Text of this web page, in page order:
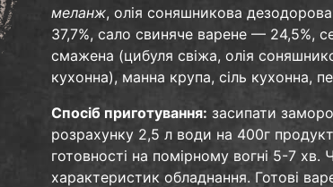
меланж, олія соняшникова
37,7%, сало свиняче варене — 24,5%,
смажена (цибуля свіжа, олія
кухонна), манна крупа, сіль кухонна,
Спосіб приготування: засипати
розрахунку 2,5 л води на 400г
готовності на помірному вогні 5-7 хв.
характеристик обладнання. Готові